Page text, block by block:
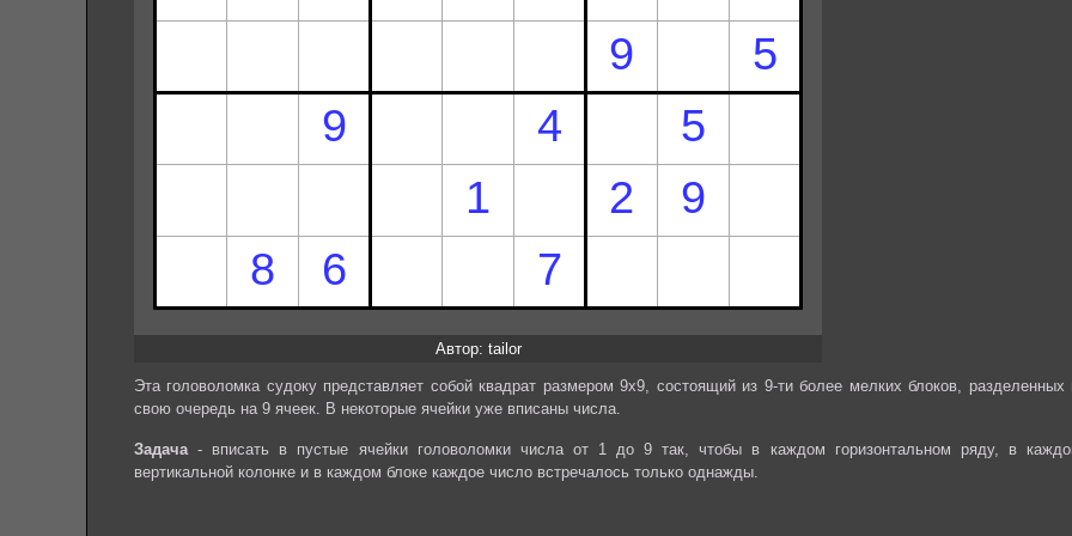
Автор: tailor
Эта головоломка судоку представляет собой квадрат размером 9х9, состоящий из 9-ти более мелких блоков, разделенных
свою очередь на 9 ячеек. В некоторые ячейки уже вписаны числа.
Задача- вписать в пустые ячейки головоломки числа от 1 до 9 так, чтобы в каждом горизонтальном ряду, в
вертикальной колонке и в каждом блоке каждое число встречалось только однажды.